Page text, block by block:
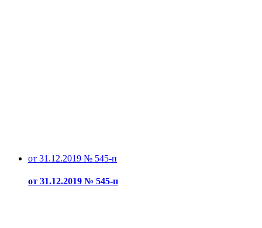
от 31.12.2019 № 545-п
от 31.12.2019 № 545-п